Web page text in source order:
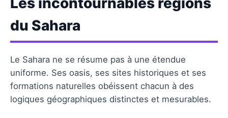
du Sahara
Le Sahara ne se résume pas à une étendue
uniforme. Ses oasis, ses sites historiques et ses
formations naturelles obéissent chacun à des
logiques géographiques distinctes et mesurables.